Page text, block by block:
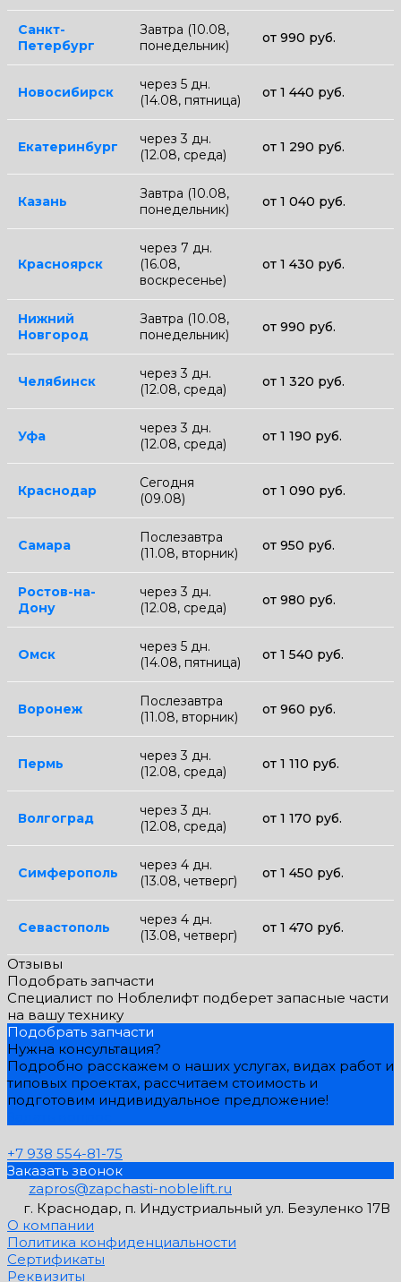
Санкт-
Петербург
Завтра (10.08,
понедельник)
от 990 руб.
Новосибирск
через 5 дн.
(14.08, пятница)
от 1 440 руб.
Екатеринбург
через 3 дн.
(12.08, среда)
от 1 290 руб.
Казань
Завтра (10.08,
понедельник)
от 1 040 руб.
Красноярск
через 7 дн.
(16.08,
воскресенье)
от 1 430 руб.
Нижний
Новгород
Завтра (10.08,
понедельник)
от 990 руб.
Челябинск
через 3 дн.
(12.08, среда)
от 1 320 руб.
Уфа
через 3 дн.
(12.08, среда)
от 1 190 руб.
Краснодар
Сегодня
(09.08)
от 1 090 руб.
Самара
Послезавтра
(11.08, вторник)
от 950 руб.
Ростов-на-
Дону
через 3 дн.
(12.08, среда)
от 980 руб.
Омск
через 5 дн.
(14.08, пятница)
от 1 540 руб.
Воронеж
Послезавтра
(11.08, вторник)
от 960 руб.
Пермь
через 3 дн.
(12.08, среда)
от 1 110 руб.
Волгоград
через 3 дн.
(12.08, среда)
от 1 170 руб.
Симферополь
через 4 дн.
(13.08, четверг)
от 1 450 руб.
Севастополь
через 4 дн.
(13.08, четверг)
от 1 470 руб.
Отзывы
Подобрать запчасти
Специалист по Ноблелифт подберет запасные части
на вашу технику
Подобрать запчасти
Нужна консультация?
Подробно расскажем о наших услугах, видах работ и
типовых проектах, рассчитаем стоимость и
подготовим индивидуальное предложение!
+7 938 554-81-75
Заказать звонок
zapros@zapchasti-noblelift.ru
г. Краснодар, п. Индустриальный ул. Безуленко 17В
О компании
Политика конфиденциальности
Сертификаты
Реквизиты